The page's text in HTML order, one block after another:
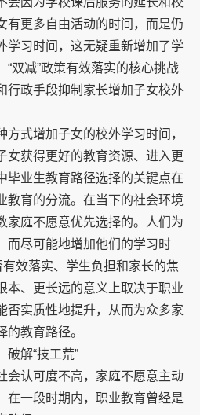
有更多自由活动的时间，而是仍
学习时间，这无疑重新增加了学
双减”政策有效落实的核心挑战
行政手段抑制家长增加子女校外
方式增加子女的校外学习时间，
女获得更好的教育资源、进入更
毕业生教育路径选择的关键点在
教育的分流。在当下的社会环境
家庭不愿意优先选择的。人们为
而尽可能地增加他们的学习时
有效落实、学生负担和家长的焦
本、更长远的意义上取决于职业
否实质性地提升，从而为众多家
的教育路径。
破解“技工荒”
会认可度不高，家庭不愿意主动
在一段时期内，职业教育曾经是